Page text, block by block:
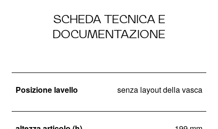
SCHEDA TECNICA E
DOCUMENTAZIONE
Posizione lavello senza layout della vasca